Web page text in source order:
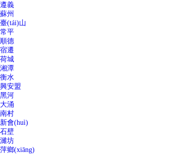
遵義
蘇州
臺(tái)山
常平
順德
宿遷
荷城
湘潭
衡水
興安盟
黑河
大涌
南村
新會(huì)
石壁
濰坊
萍鄉(xiāng)